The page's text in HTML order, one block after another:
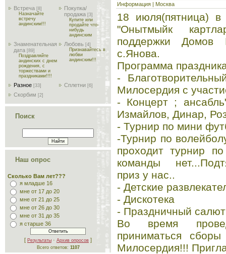
Встреча [8]
Назначайте
встречу
андинским!!!
Покупка/
продажа [3]
Купите или
продайте что-
нибудь
андинским
Знаменательная
дата [89]
Поздравляйте
андинских с днем
рождения, с
торжествами и
праздниками!!!!
Любовь [4]
Признавайтесь в
любви
андинским!!!
Разное [33] Сплетни [6]
Скорбим [2]
Поиск
Наш опрос
Сколько Вам лет???
я младше 16
мне от 17 до 20
мне от 21 до 25
мне от 26 до 30
мне от 31 до 35
я старше 36
[ Результаты · Архив опросов ]
Всего ответов: 1107
Информация | Москва
18 июля(пятница) в
"Онытмыйк
поддержки Домов
с.Янова.
Программа
-
Милосердия с
- Концерт ;
Измайлов, Динар,
- Турнир по мини
-Турнир по
проходит турнир
команды
приз у нас..
- Детские
- Дискотека
- Праздничный салют
Во время
приниматься
Милосердия!!!